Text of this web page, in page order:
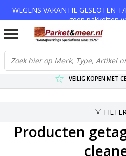
WEGENS VAKANTIE GESLOTEN
geen pakketten
VERZENDKOSTEN € 7,95
SCHERPSTE PRIJZEN TOT
VEILIG KOPEN MET
Producten